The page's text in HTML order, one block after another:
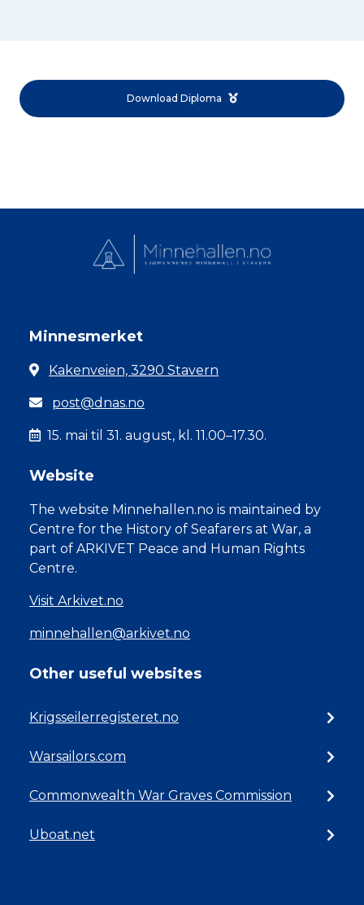
Download Diploma
Minnesmerket
Kakenveien, 3290 Stavern
post@dnas.no
15. mai til 31. august, kl. 11.00–17.30.
Website
The website Minnehallen.no is maintained by
Centre for the History of Seafarers at War, a
part of ARKIVET Peace and Human Rights
Centre.
Visit Arkivet.no
minnehallen@arkivet.no
Other useful websites
Krigsseilerregisteret.no
Warsailors.com
Commonwealth War Graves Commission
Uboat.net